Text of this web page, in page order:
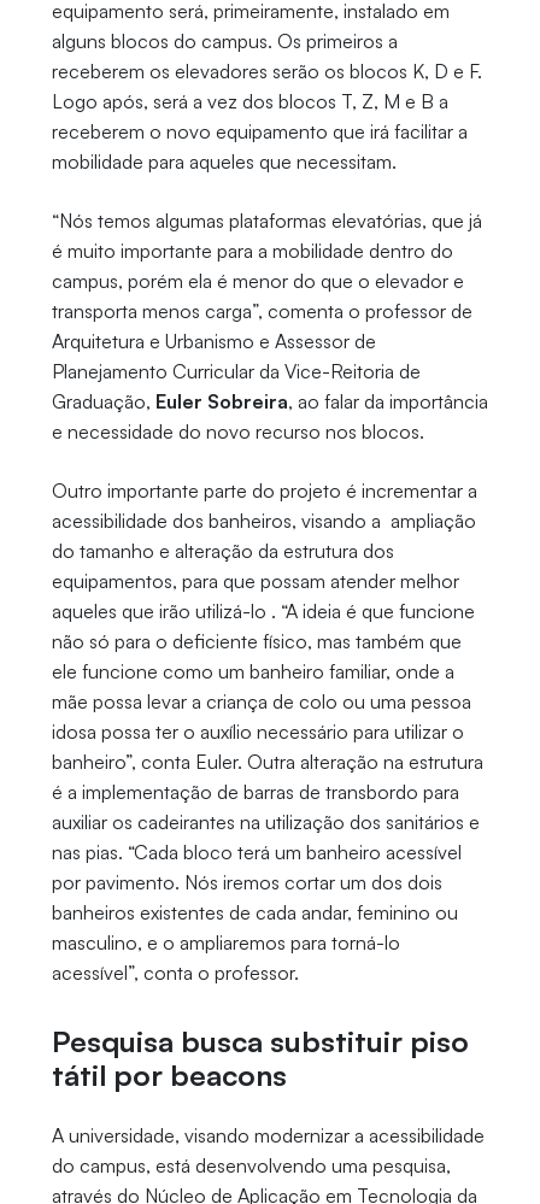
equipamento será, primeiramente, instalado em
alguns blocos do campus. Os primeiros a
receberem os elevadores serão os blocos K, D e F.
Logo após, será a vez dos blocos T, Z, M e B a
receberem o novo equipamento que irá facilitar a
mobilidade para aqueles que necessitam.
“Nós temos algumas plataformas elevatórias, que já
é muito importante para a mobilidade dentro do
campus, porém ela é menor do que o elevador e
transporta menos carga”, comenta o professor de
Arquitetura e Urbanismo e Assessor de
Planejamento Curricular da Vice-Reitoria de
Graduação, Euler Sobreira, ao falar da importância
e necessidade do novo recurso nos blocos.
Outro importante parte do projeto é incrementar a
acessibilidade dos banheiros, visando a ampliação
do tamanho e alteração da estrutura dos
equipamentos, para que possam atender melhor
aqueles que irão utilizá-lo . “A ideia é que funcione
não só para o deficiente físico, mas também que
ele funcione como um banheiro familiar, onde a
mãe possa levar a criança de colo ou uma pessoa
idosa possa ter o auxílio necessário para utilizar o
banheiro”, conta Euler. Outra alteração na estrutura
é a implementação de barras de transbordo para
auxiliar os cadeirantes na utilização dos sanitários e
nas pias. “Cada bloco terá um banheiro acessível
por pavimento. Nós iremos cortar um dos dois
banheiros existentes de cada andar, feminino ou
masculino, e o ampliaremos para torná-lo
acessível”, conta o professor.
Pesquisa busca substituir piso
tátil por beacons
A universidade, visando modernizar a acessibilidade
do campus, está desenvolvendo uma pesquisa,
através do Núcleo de Aplicação em Tecnologia da